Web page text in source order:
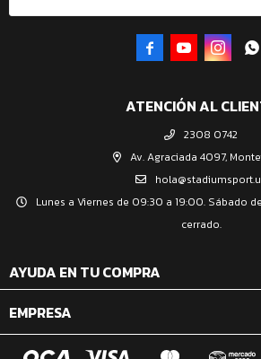
ATENCIÓN AL
2308 0742
Av. Agraciada 4097,
Lunes a Viernes de 09:30 a 19:00. Sábado
cerrado.
AYUDA EN TU COMPRA
EMPRESA
   